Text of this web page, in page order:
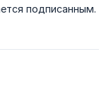
подписанным.